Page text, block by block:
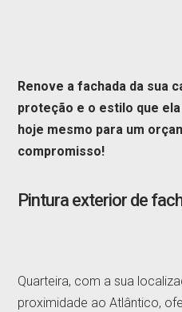
Renove a fachada da sua
proteção e o estilo que
hoje mesmo para um
compromisso!
Pintura exterior de
Quarteira, com a sua
proximidade ao Atlântico,